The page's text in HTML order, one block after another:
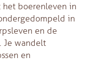
het boerenleven in
in
en de
Je wandelt
en